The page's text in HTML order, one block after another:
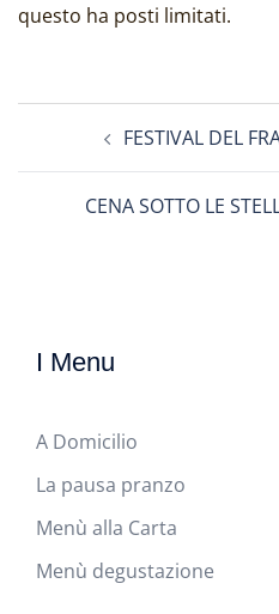
questo ha posti limitati.
articolo
FESTIVAL DEL
CENA SOTTO LE
I Menu
A Domicilio
La pausa pranzo
Menù alla Carta
Menù degustazione